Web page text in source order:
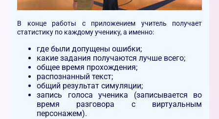
В конце работы с приложением учитель получает
статистику по каждому ученику, а именно:
где были допущены ошибки;
какие задания получаются лучше всего;
общее время прохождения;
распознанный текст;
общий результат симуляции;
запись голоса ученика (записывается во
время разговора с виртуальным
персонажем).